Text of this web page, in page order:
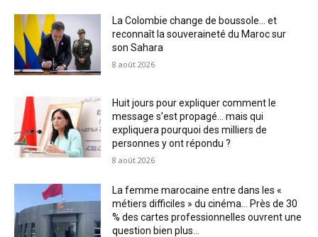
La Colombie change de boussole… et
reconnaît la souveraineté du Maroc sur
son Sahara
8 août 2026
Huit jours pour expliquer comment le
message s’est propagé… mais qui
expliquera pourquoi des milliers de
personnes y ont répondu ?
8 août 2026
La femme marocaine entre dans les «
métiers difficiles » du cinéma… Près de 30
% des cartes professionnelles ouvrent une
question bien plus...